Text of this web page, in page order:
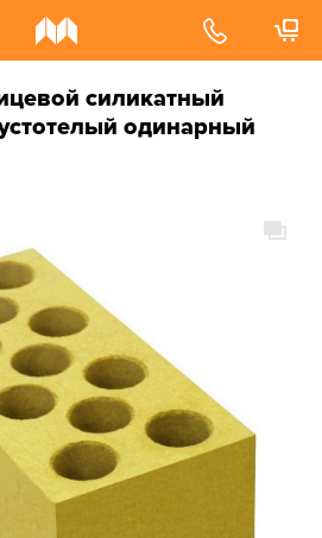
силикатный
одинарный